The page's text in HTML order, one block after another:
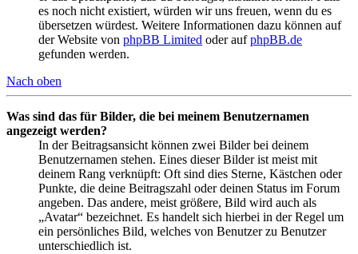
es noch nicht existiert, würden wir uns freuen, wenn du es
übersetzen würdest. Weitere Informationen dazu können auf
der Website von phpBB Limited oder aufphpBB.de
gefunden werden.
Nach oben
Was sind das für Bilder, die bei meinem Benutzernamen
angezeigt werden?
In der Beitragsansicht können zwei Bilder bei deinem
Benutzernamen stehen. Eines dieser Bilder ist meist mit
deinem Rang verknüpft: Oft sind dies Sterne, Kästchen oder
Punkte, die deine Beitragszahl oder deinen Status im Forum
angeben. Das andere, meist größere, Bild wird auch als
„Avatar“ bezeichnet. Es handelt sich hierbei in der Regel um
ein persönliches Bild, welches von Benutzer zu Benutzer
unterschiedlich ist.